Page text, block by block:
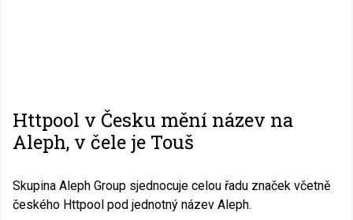
Httpool v Česku mění název na
Aleph, v čele je Touš
Skupina Aleph Group sjednocuje celou řadu značek včetně
českého Httpool pod jednotný název Aleph.